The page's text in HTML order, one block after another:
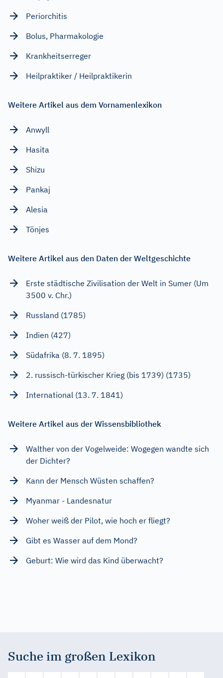
Periorchitis
Bolus, Pharmakologie
Krankheitserreger
Heilpraktiker / Heilpraktikerin
Weitere Artikel aus dem Vornamenlexikon
Anwyll
Hasita
Shizu
Pankaj
Alesia
Tönjes
Weitere Artikel aus den Daten der Weltgeschichte
Erste städtische Zivilisation der Welt in Sumer (Um
3500 v. Chr.)
Russland (1785)
Indien (427)
Südafrika (8. 7. 1895)
2. russisch-türkischer Krieg (bis 1739) (1735)
International (13. 7. 1841)
Weitere Artikel aus der Wissensbibliothek
Walther von der Vogelweide: Wogegen wandte sich
der Dichter?
Kann der Mensch Wüsten schaffen?
Myanmar - Landesnatur
Woher weiß der Pilot, wie hoch er fliegt?
Gibt es Wasser auf dem Mond?
Geburt: Wie wird das Kind überwacht?
Suche im großen Lexikon